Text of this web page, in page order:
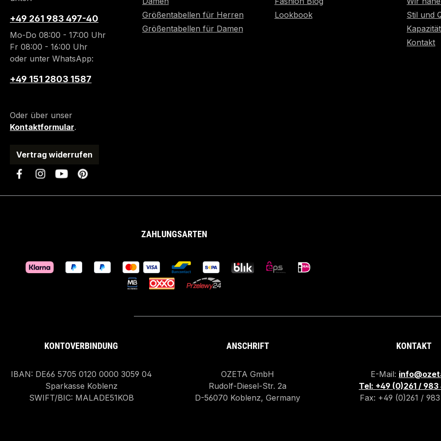
+49 261 983 497-40
Mo-Do 08:00 - 17:00 Uhr
Fr 08:00 - 16:00 Uhr
oder unter WhatsApp:
+49 151 2803 1587
Oder über unser
Kontaktformular.
Vertrag widerrufen
Größentabellen für Herren
Größentabellen für Damen
Lookbook
Stil und
Kapazität
Kontakt
ZAHLUNGSARTEN
KONTOVERBINDUNG
IBAN: DE66 5705 0120 0000 3059 04
Sparkasse Koblenz
SWIFT/BIC: MALADE51KOB
ANSCHRIFT
OZETA GmbH
Rudolf-Diesel-Str. 2a
D-56070 Koblenz, Germany
KONTAKT
E-Mail:
Tel: +49 (0)261 /
Fax: +49 (0)261 /